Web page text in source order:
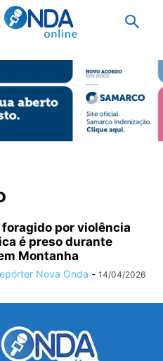
foragido por violência
é preso durante
Montanha
Nova Onda - 14/04/2026